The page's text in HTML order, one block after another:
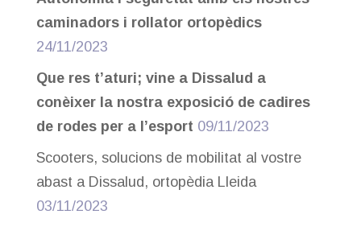
caminadors i rollator ortopèdics
24/11/2023
Que res t’aturi; vine a Dissalud a
conèixer la nostra exposició de cadires
de rodes per a l’esport 09/11/2023
Scooters, solucions de mobilitat al vostre
abast a Dissalud, ortopèdia Lleida
03/11/2023